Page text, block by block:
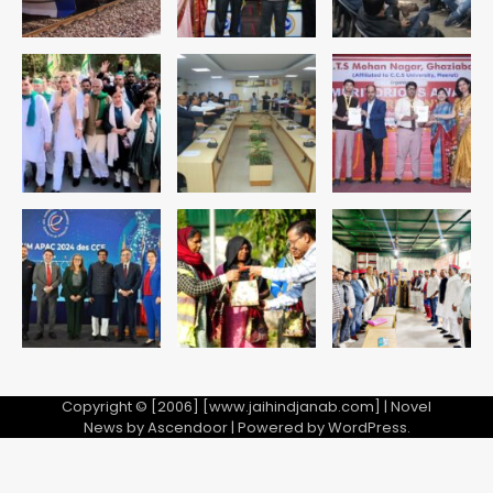
Copyright © [2006] [www.jaihindjanab.com] | Novel
News byAscendoor| Powered byWordPress.